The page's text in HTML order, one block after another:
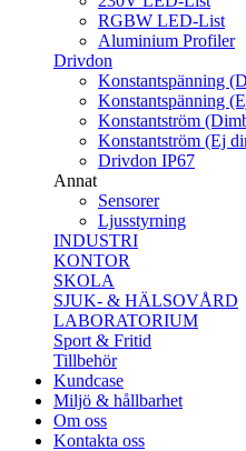
RGBW LED-List
Aluminium Profiler
Drivdon
Konstantspänning
Konstantspänning
Konstantström
Konstantström (Ej
Drivdon IP67
Annat
Sensorer
Ljusstyrning
INDUSTRI
KONTOR
SKOLA
SJUK- & HÄLSOVÅRD
LABORATORIUM
Sport & Fritid
Tillbehör
Kundcase
Miljö & hållbarhet
Om oss
Kontakta oss